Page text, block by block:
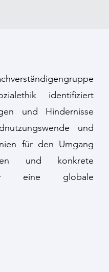
identifiziert
und Hindernisse
und
für den Umgang
und konkrete
für eine globale